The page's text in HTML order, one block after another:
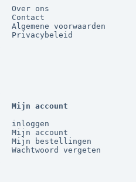
Over ons
Contact
Algemene voorwaarden
Privacybeleid
Mijn account
inloggen
Mijn account
Mijn bestellingen
Wachtwoord vergeten